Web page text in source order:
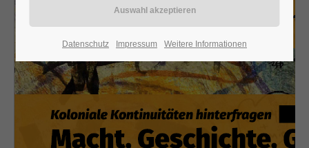
Datenschutz Impressum Weitere Informationen